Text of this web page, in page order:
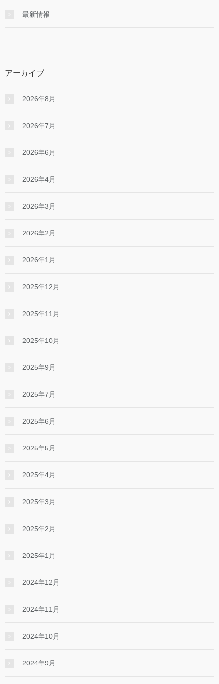
最新情報
アーカイブ
2026年8月
2026年7月
2026年6月
2026年4月
2026年3月
2026年2月
2026年1月
2025年12月
2025年11月
2025年10月
2025年9月
2025年7月
2025年6月
2025年5月
2025年4月
2025年3月
2025年2月
2025年1月
2024年12月
2024年11月
2024年10月
2024年9月